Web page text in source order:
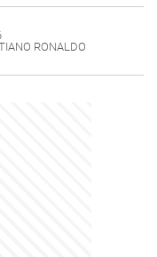
RONALDO